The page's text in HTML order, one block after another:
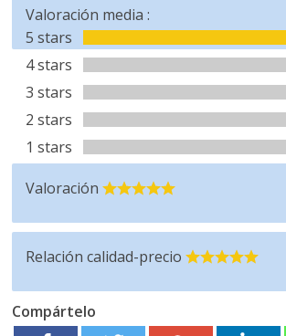
Valoración media :
5 stars
4 stars
3 stars
2 stars
1 stars
Valoración
Relación calidad-precio
Compártelo